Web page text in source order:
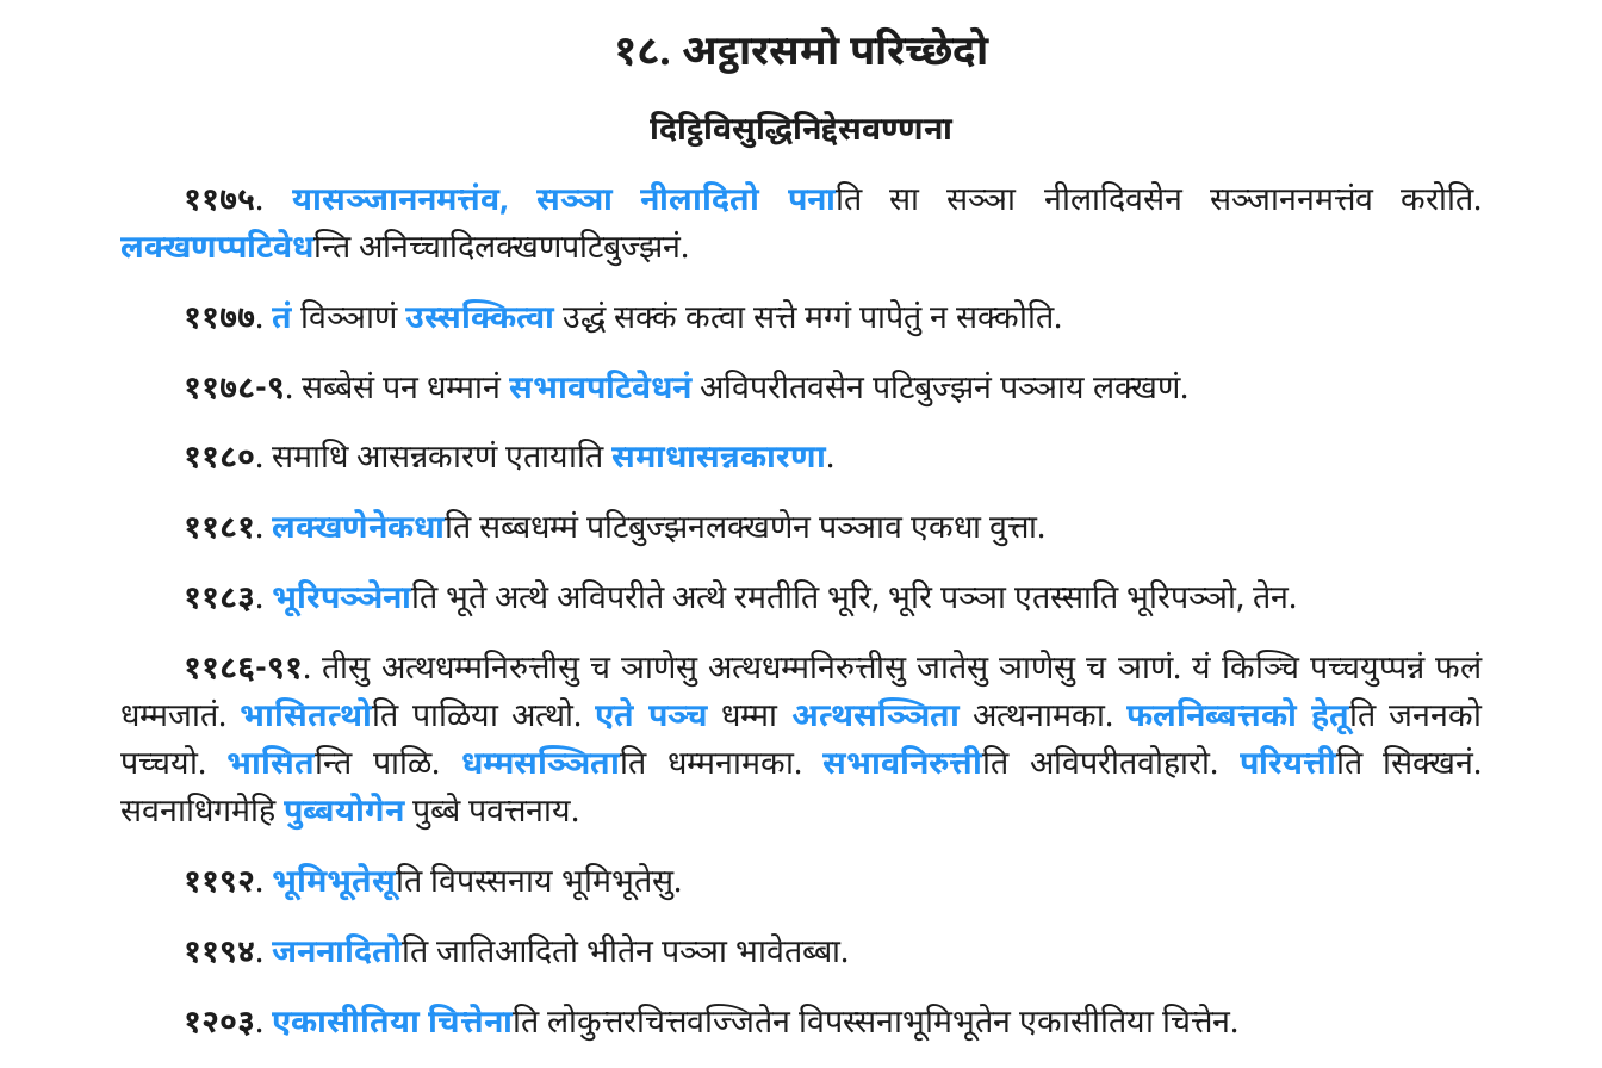
१८. अट्ठारसमो परिच्छेदो
दिट्ठिविसुद्धिनिद्देसवण्णना
११७५. यासञ्जाननमत्तंव, सञ्ञा नीलादितो पनाति सा सञ्ञा नीलादिवसेन सञ्जाननमत्तंव करोति.
लक्खणप्पटिवेधन्ति अनिच्चादिलक्खणपटिबुज्झनं.
११७७.तं विञ्ञाणंउस्सक्कित्वाउद्धं सक्कं कत्वा सत्ते मग्गं पापेतुं न सक्कोति.
११७८-९. सब्बेसं पन धम्मानंसभावपटिवेधनंअविपरीतवसेन पटिबुज्झनं पञ्ञाय लक्खणं.
११८०. समाधि आसन्नकारणं एतायातिसमाधासन्नकारणा.
११८१.लक्खणेनेकधाति सब्बधम्मं पटिबुज्झनलक्खणेन पञ्ञाव एकधा वुत्ता.
११८३. भूरिपञ्ञेनाति भूते अत्थे अविपरीते अत्थे रमतीति भूरि, भूरि पञ्ञा एतस्साति भूरिपञ्ञो, तेन.
११८६-९१. तीसु अत्थधम्मनिरुत्तीसु च ञाणेसु अत्थधम्मनिरुत्तीसु जातेसु ञाणेसु च ञाणं. यं किञ्चि पच्चयुप्पन्नं फलं
धम्मजातं. भासितत्थोति पाळिया अत्थो.एते पञ्चधम्मा अत्थसञ्ञिताअत्थनामका.फलनिब्बत्तको हेतूति जननको
पच्चयो. भासितन्ति पाळि. धम्मसञ्ञिताति धम्मनामका.सभावनिरुत्तीति अविपरीतवोहारो. परियत्तीति सिक्खनं.
सवनाधिगमेहिपुब्बयोगेनपुब्बे पवत्तनाय.
११९२. भूमिभूतेसूति विपस्सनाय भूमिभूतेसु.
११९४.जननादितोतिजातिआदितो भीतेन पञ्ञा भावेतब्बा.
१२०३.एकासीतिया चित्तेनाति लोकुत्तरचित्तवज्जितेन विपस्सनाभूमिभूतेन एकासीतिया चित्तेन.